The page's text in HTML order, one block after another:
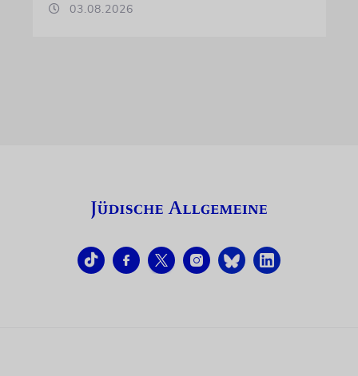
03.08.2026